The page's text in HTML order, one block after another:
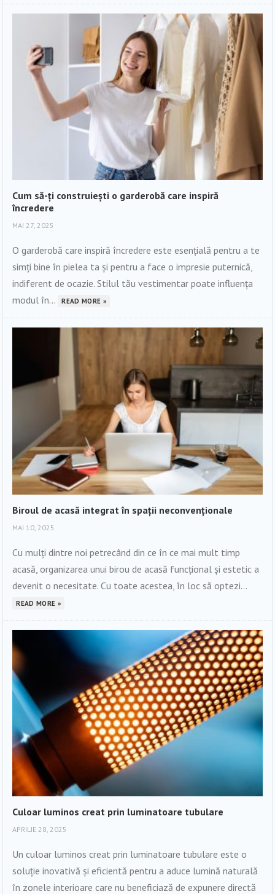
Cum să-ți construiești o garderobă care inspiră
încredere
MAI 27, 2025
O garderobă care inspiră încredere este esențială pentru a te
simți bine în pielea ta și pentru a face o impresie puternică,
indiferent de ocazie. Stilul tău vestimentar poate influența
modul în...
READ MORE »
Biroul de acasă integrat în spații neconvenționale
MAI 10, 2025
Cu mulți dintre noi petrecând din ce în ce mai mult timp
acasă, organizarea unui birou de acasă funcțional și estetic a
devenit o necesitate. Cu toate acestea, în loc să optezi...
READ MORE »
Culoar luminos creat prin luminatoare tubulare
APRILIE 28, 2025
Un culoar luminos creat prin luminatoare tubulare este o
soluție inovativă și eficientă pentru a aduce lumină naturală
în zonele interioare care nu beneficiază de expunere directă